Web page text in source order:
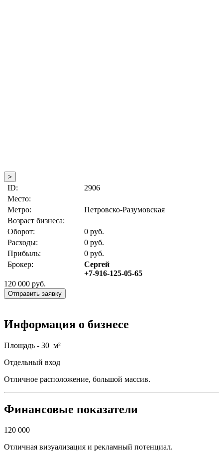
>
ID:
2906
Место:
Метро:
Петровско-Разумовская
Возраст бизнеса:
Оборот:
0 руб.
Расходы:
0 руб.
Прибыль:
0 руб.
Брокер:
Сергей
+7-916-125-05-65
120 000 руб.
Отправить заявку
Информация о бизнесе
Площадь - 30 м²
Отдельный вход
Отличное расположение, большой массив.
Финансовые показатели
120 000
Отличная визуализация и рекламный потенциал.